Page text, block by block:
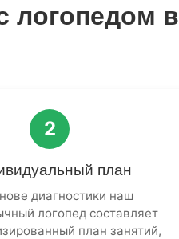
логопедом в
2
план
диагностики наш
логопед составляет
план занятий,